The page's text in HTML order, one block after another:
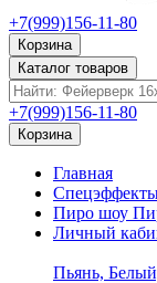
+7(999)156-11-80
Корзина
Каталог товаров
+7(999)156-11-80
Корзина
Главная
Пиро шоу
Личный
Пьянь,